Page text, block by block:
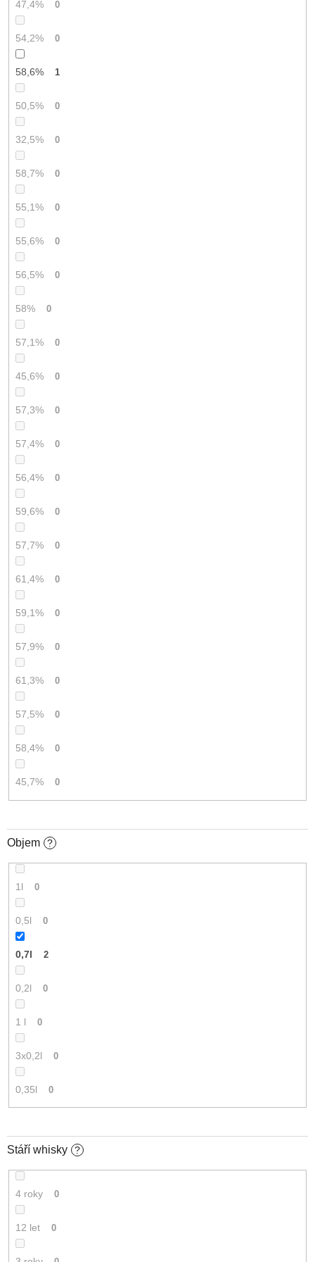
47,4% 0
54,2% 0
58,6% 1
50,5% 0
32,5% 0
58,7% 0
55,1% 0
55,6% 0
56,5% 0
58% 0
57,1% 0
45,6% 0
57,3% 0
57,4% 0
56,4% 0
59,6% 0
57,7% 0
61,4% 0
59,1% 0
57,9% 0
61,3% 0
57,5% 0
58,4% 0
45,7% 0
Objem ?
1l 0
0,5l 0
0,7l 2
0,2l 0
1 l 0
3x0,2l 0
0,35l 0
Stáří whisky ?
4 roky 0
12 let 0